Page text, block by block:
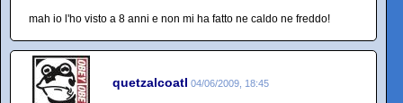
mah io l'ho visto a 8 anni e non mi ha fatto ne caldo ne freddo!
quetzalcoatl 04/06/2009, 18:45